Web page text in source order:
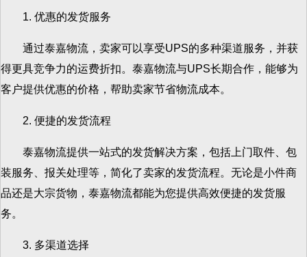
1. 优惠的发货服务
通过泰嘉物流，卖家可以享受UPS的多种渠道服务，并获
得更具竞争力的运费折扣。泰嘉物流与UPS长期合作，能够为
客户提供优惠的价格，帮助卖家节省物流成本。
2. 便捷的发货流程
泰嘉物流提供一站式的发货解决方案，包括上门取件、包
装服务、报关处理等，简化了卖家的发货流程。无论是小件商
品还是大宗货物，泰嘉物流都能为您提供高效便捷的发货服
务。
3. 多渠道选择